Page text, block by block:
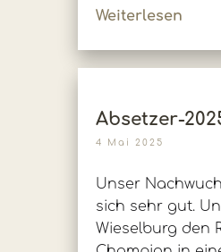
Weiterlesen
Absetzer-
4 Mai 2025
Unser
sich sehr gut.
Wieselburg den